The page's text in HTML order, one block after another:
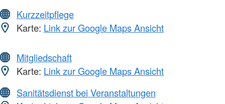
Kurzzeitpflege
Karte: Link zur Google Maps Ansicht
Mitgliedschaft
Karte: Link zur Google Maps Ansicht
Sanitätsdienst bei Veranstaltungen